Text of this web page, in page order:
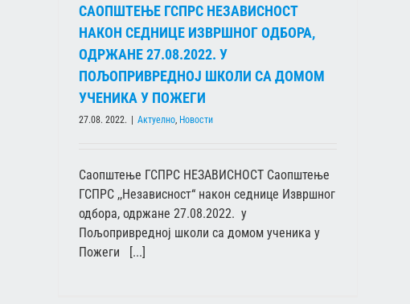
САОПШТЕЊЕ ГСПРС НЕЗАВИСНОСТ
НАКОН СЕДНИЦЕ ИЗВРШНОГ ОДБОРА,
ОДРЖАНЕ 27.08.2022. У
ПОЉОПРИВРЕДНОЈ ШКОЛИ СА ДОМОМ
УЧЕНИКА У ПОЖЕГИ
27.08. 2022. Актуелно, Новости
Саопштење ГСПРС НЕЗАВИСНОСТ Саопштење
ГСПРС ,,Независност“ након седнице Извршног
одбора, одржане 27.08.2022. у
Пољопривредној школи са домом ученика у
Пожеги [...]